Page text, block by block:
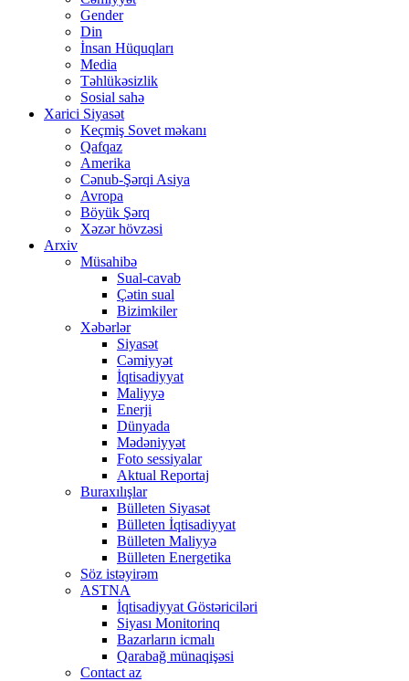
Gender
Din
İnsan Hüquqları
Media
Təhlükəsizlik
Sosial sahə
Xarici Siyasət
Keçmiş Sovet məkanı
Qafqaz
Amerika
Cənub-Şərqi Asiya
Avropa
Böyük Şərq
Xəzər hövzəsi
Arxiv
Müsahibə
Sual-cavab
Çətin sual
Bizimkiler
Xəbərlər
Siyasət
Cəmiyyət
İqtisadiyyat
Maliyyə
Enerji
Dünyada
Mədəniyyət
Foto sessiyalar
Aktual Reportaj
Buraxılışlar
Bülleten Siyasət
Bülleten İqtisadiyyat
Bülleten Maliyyə
Bülleten Energetika
Söz istəyirəm
ASTNA
İqtisadiyyat Göstəriciləri
Siyası Monitorinq
Bazarların icmalı
Qarabağ münaqişəsi
Contact az